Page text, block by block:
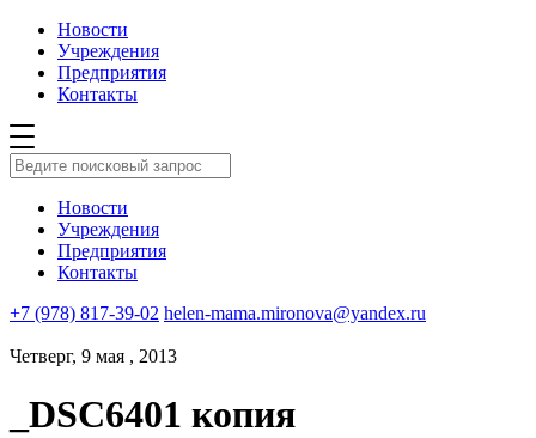
Новости
Учреждения
Предприятия
Контакты
Новости
Учреждения
Предприятия
Контакты
+7 (978) 817-39-02 helen-mama.mironova@yandex.ru
Четверг, 9 мая , 2013
_DSC6401 копия